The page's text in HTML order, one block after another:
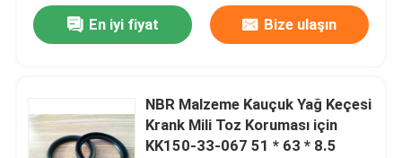
En iyi fiyat Bize ulaşın
NBR Malzeme Kauçuk Yağ Keçesi
Krank Mili Toz Koruması için
KK150-33-067 51 * 63 * 8.5